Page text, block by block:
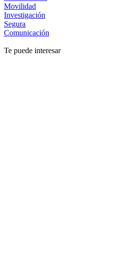
Movilidad
Investigación
Segura
Comunicación
Te puede interesar